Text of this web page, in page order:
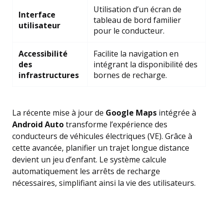
Interface
utilisateur
Utilisation d’un écran de
tableau de bord familier
pour le conducteur.
Accessibilité
des
infrastructures
Facilite la navigation en
intégrant la disponibilité des
bornes de recharge.
La récente mise à jour de Google Maps intégrée à
Android Autotransforme l’expérience des
conducteurs de véhicules électriques (VE). Grâce à
cette avancée, planifier un trajet longue distance
devient un jeu d’enfant. Le système calcule
automatiquement les arrêts de recharge
nécessaires, simplifiant ainsi la vie des utilisateurs.